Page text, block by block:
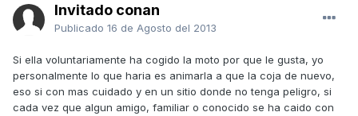
Invitado conan
Publicado 16 de Agosto del 2013
Si ella voluntariamente ha cogido la moto por que le gusta, yo
personalmente lo que haria es animarla a que la coja de nuevo,
eso si con mas cuidado y en un sitio donde no tenga peligro, si
cada vez que algun amigo, familiar o conocido se ha caido con